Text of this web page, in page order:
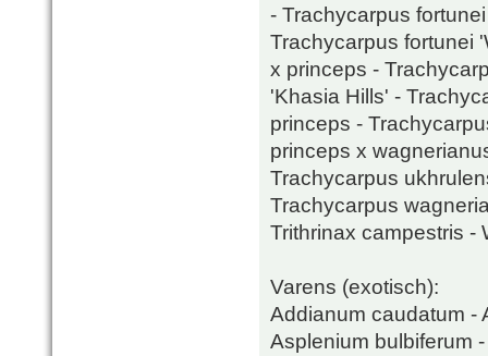
- Trachycarpus
Trachycarpus fortunei
x princeps -
'Khasia Hills' -
princeps -
princeps x
Trachycarpus
Trachycarpus
Trithrinax campestris -
Varens (exotisch):
Addianum caudatum -
Asplenium bulbiferum